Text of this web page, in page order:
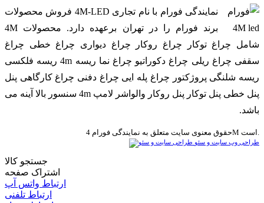
نمایندگی فورام با نام تجاری 4M-LED فروش محصولات
برند فورام را در تهران برعهده دارد. محصولات 4M
شامل چراغ توکار چراغ روکار چراغ دیواری چراغ خطی چراغ
سقفی چراغ ریلی چراغ دکوراتیو چراغ نما ریسه 4m ریسه فلکسی
ریسه شلنگی پروژکتور چراغ پله ایی چراغ دفنی چراغ کارگاهی پنل
پنل خطی پنل توکار پنل روکار والواشر لامپ 4m سنسور بالا آینه می
باشد.
طراحی وب سایت و سئو
جستجو کالا
اشتراک صفحه
ارتباط واتس آپ
ارتباط تلفنی